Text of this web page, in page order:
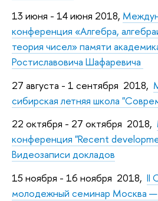
13 июня - 14 июня 2018,
конференция «Алгебра,
теория чисел» памяти
Ростиславовича Шафаревича
27 августа - 1 сентября 2018,
сибирская летняя школа
22 октября - 27 октября 2018,
конференция "Recent
Видеозаписи докладов
15 ноября - 16 ноября 2018, II
молодежный семинар Москва